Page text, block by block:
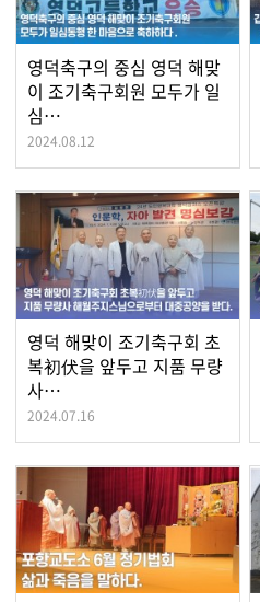
영덕축구의 중심 영덕 해맞
이 조기축구회원 모두가 일
심…
2024.08.12
영덕 해맞이 조기축구회 초
복初伏을 앞두고 지품 무량
사…
2024.07.16